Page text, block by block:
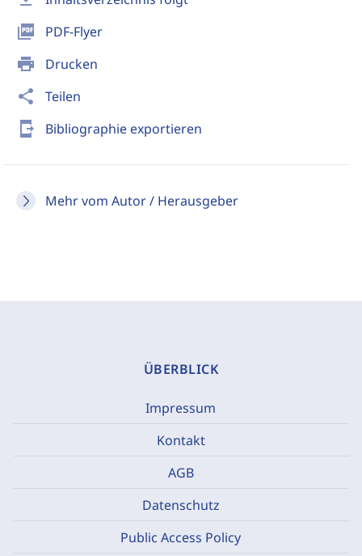
picture_as_pdf PDF-Flyer
print Drucken
share Teilen
send_to_mobile Bibliographie exportieren
Mehr vom Autor / Herausgeber
ÜBERBLICK
Impressum
Kontakt
AGB
Datenschutz
Public Access Policy